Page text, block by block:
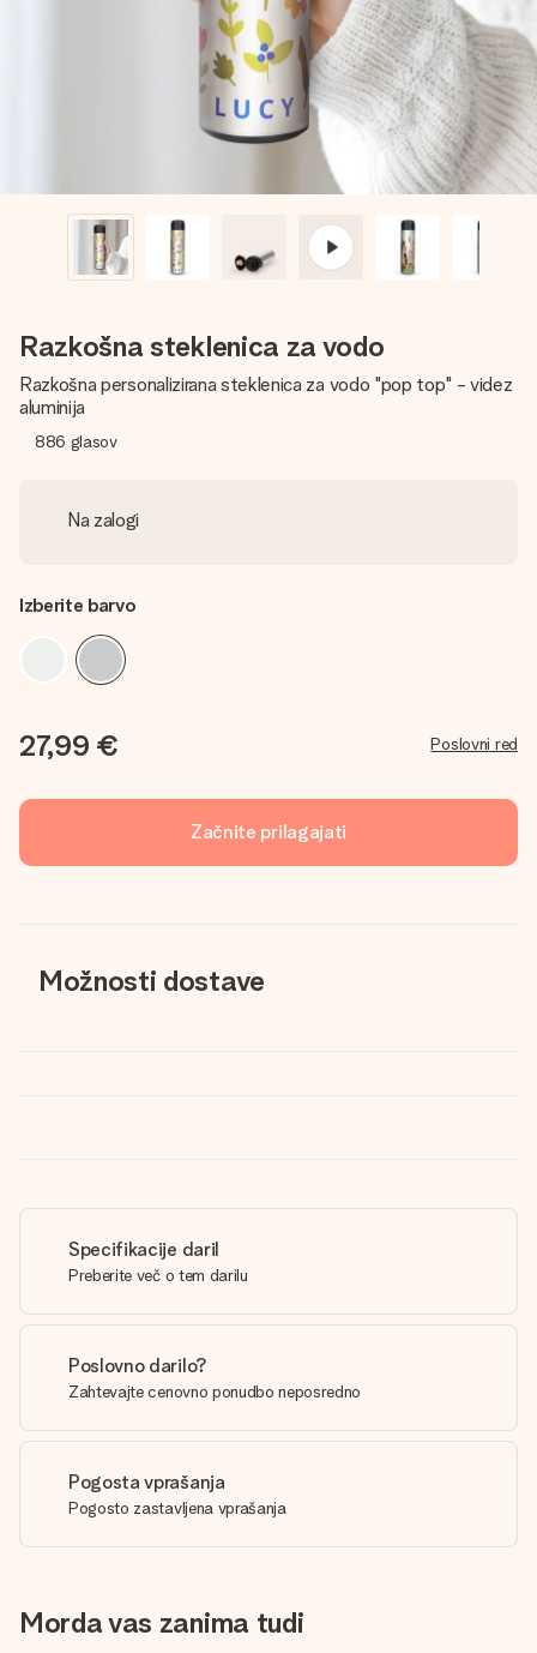
V nekaj preprostih korakih ustvari nekaj edinstvenega – z
njenim imenom, tvojo fotografijo ali sporočilom, ki ogreje
srce. Brez zapletov, le vsa ljubezen za ta trenutek.
Razkošna steklenica za vodo
Razkošna personalizirana steklenica za vodo "pop top" - videz
aluminija
886 glasov
Na zalogi
Izberite barvo
27,99 € Poslovni red
Začnite prilagajati
Možnosti dostave
Specifikacije daril
Preberite več o tem darilu
Poslovno darilo?
Zahtevajte cenovno ponudbo neposredno
Pogosta vprašanja
Pogosto zastavljena vprašanja
Morda vas zanima tudi